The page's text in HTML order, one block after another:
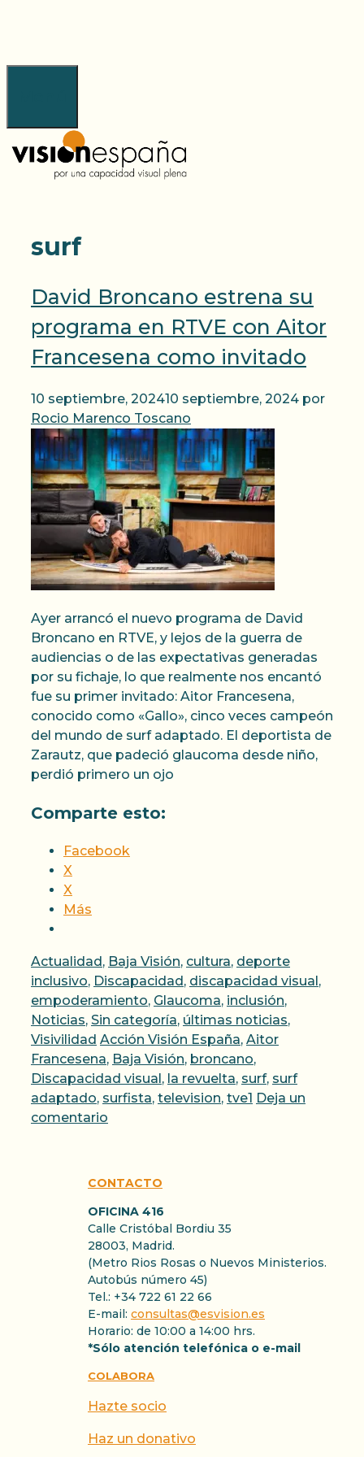
surf
David Broncano estrena su
programa en RTVE con Aitor
Francesena como invitado
10 septiembre, 202410 septiembre, 2024 por
Rocio Marenco Toscano
Ayer arrancó el nuevo programa de David
Broncano en RTVE, y lejos de la guerra de
audiencias o de las expectativas generadas
por su fichaje, lo que realmente nos encantó
fue su primer invitado: Aitor Francesena,
conocido como «Gallo», cinco veces campeón
del mundo de surf adaptado. El deportista de
Zarautz, que padeció glaucoma desde niño,
perdió primero un ojo
Comparte esto:
Facebook
X
X
Más
Categorías
Actualidad, Baja Visión, cultura, deporte
inclusivo, Discapacidad, discapacidad visual,
empoderamiento, Glaucoma, inclusión,
Noticias, Sin categoría, últimas noticias,
Visivilidad Etiquetas
Acción Visión España, Aitor
Francesena, Baja Visión, broncano,
Discapacidad visual, la revuelta, surf, surf
adaptado, surfista, television, tve1 Deja un
comentario
CONTACTO
OFICINA 416
Calle Cristóbal Bordiu 35
28003, Madrid.
(Metro Rios Rosas o Nuevos Ministerios.
Autobús número 45)
Tel.: +34 722 61 22 66
E-mail: consultas@esvision.es
Horario: de 10:00 a 14:00 hrs.
*Sólo atención telefónica o e-mail
COLABORA
Hazte socio
Haz un donativo